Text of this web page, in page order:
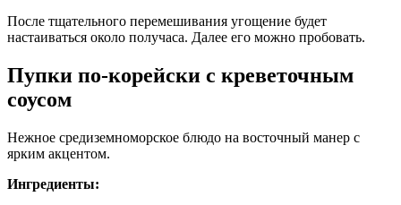
После тщательного перемешивания угощение будет
настаиваться около получаса. Далее его можно пробовать.
Пупки по-корейски с креветочным
соусом
Нежное средиземноморское блюдо на восточный манер с
ярким акцентом.
Ингредиенты: